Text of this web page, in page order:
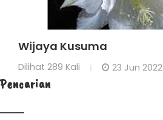
Wijaya Kusuma
Dilihat 289 Kali 23 Jun 2022
Pencarian